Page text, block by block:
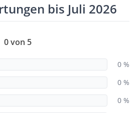
bis Juli 2026
0 von 5
0 %
0 %
0 %